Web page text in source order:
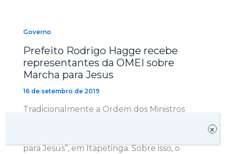
Governo
Prefeito Rodrigo Hagge recebe
representantes da OMEI sobre
Marcha para Jesus
16 de setembro de 2019
Tradicionalmente a Ordem dos Ministros
para Jesus”, em Itapetinga. Sobre isso, o
×